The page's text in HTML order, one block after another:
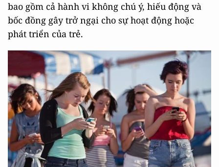
bao gồm cả hành vi không chú ý, hiếu động và
bốc đồng gây trở ngại cho sự hoạt động hoặc
phát triển của trẻ.